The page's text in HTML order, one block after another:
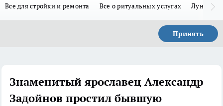
Все для стройки и ремонта Все о ритуальных услугах Лунно-
Принять
Знаменитый ярославец Александр
Задойнов простил бывшую